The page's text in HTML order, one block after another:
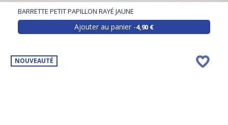
BARRETTE PETIT PAPILLON RAYÉ JAUNE
Ajouter au panier 4,90 €
NOUVEAUTÉ